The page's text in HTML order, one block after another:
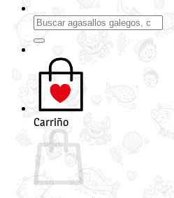
Buscar
por:
Carriño